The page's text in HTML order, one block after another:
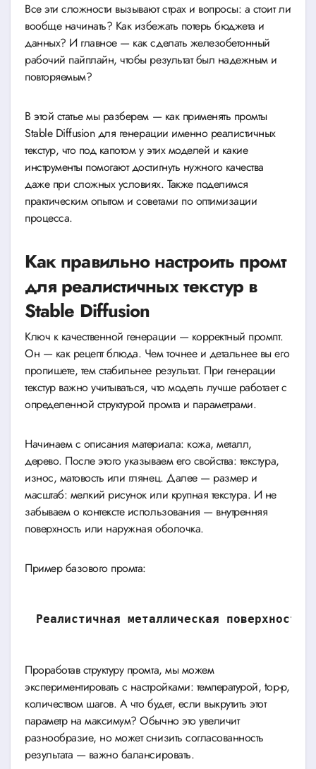
Все эти сложности вызывают страх и вопросы: а стоит ли
вообще начинать? Как избежать потерь бюджета и
данных? И главное — как сделать железобетонный
рабочий пайплайн, чтобы результат был надежным и
повторяемым?
В этой статье мы разберем — как применять промты
Stable Diffusion для генерации именно реалистичных
текстур, что под капотом у этих моделей и какие
инструменты помогают достигнуть нужного качества
даже при сложных условиях. Также поделимся
практическим опытом и советами по оптимизации
процесса.
Как правильно настроить промт
для реалистичных текстур в
Stable Diffusion
Ключ к качественной генерации — корректный промпт.
Он — как рецепт блюда. Чем точнее и детальнее вы его
пропишете, тем стабильнее результат. При генерации
текстур важно учитываться, что модель лучше работает с
определенной структурой промта и параметрами.
Начинаем с описания материала: кожа, металл,
дерево. После этого указываем его свойства: текстура,
износ, матовость или глянец. Далее — размер и
масштаб: мелкий рисунок или крупная текстура. И не
забываем о контексте использования — внутренняя
поверхность или наружная оболочка.
Пример базового промта:
Реалистичная металлическая
Проработав структуру промта, мы можем
экспериментировать с настройками: температурой, top-p,
количеством шагов. А что будет, если выкрутить этот
параметр на максимум? Обычно это увеличит
разнообразие, но может снизить согласованность
результата — важно балансировать.